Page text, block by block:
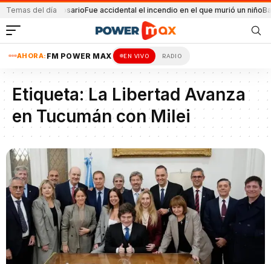
Temas del díaen RosarioFue accidental el incendio en el que murió un niño
AHORA: FM POWER MAX EN VIVO RADIO
Etiqueta:La Libertad Avanza
en Tucumán con Milei